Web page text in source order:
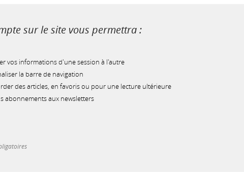
sur le site vous permettra :
vos informations d'une session à l'autre
la barre de navigation
des articles, en favoris ou pour une lecture ultérieure
abonnements aux newsletters